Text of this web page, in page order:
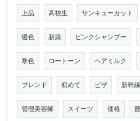
上品 高校生 サンキューカット
暖色 新築 ピンクシャンプー
寒色 ロートーン ヘアミルク
ブレンド 初めて ピザ 新幹線
管理美容師 スイーツ 価格